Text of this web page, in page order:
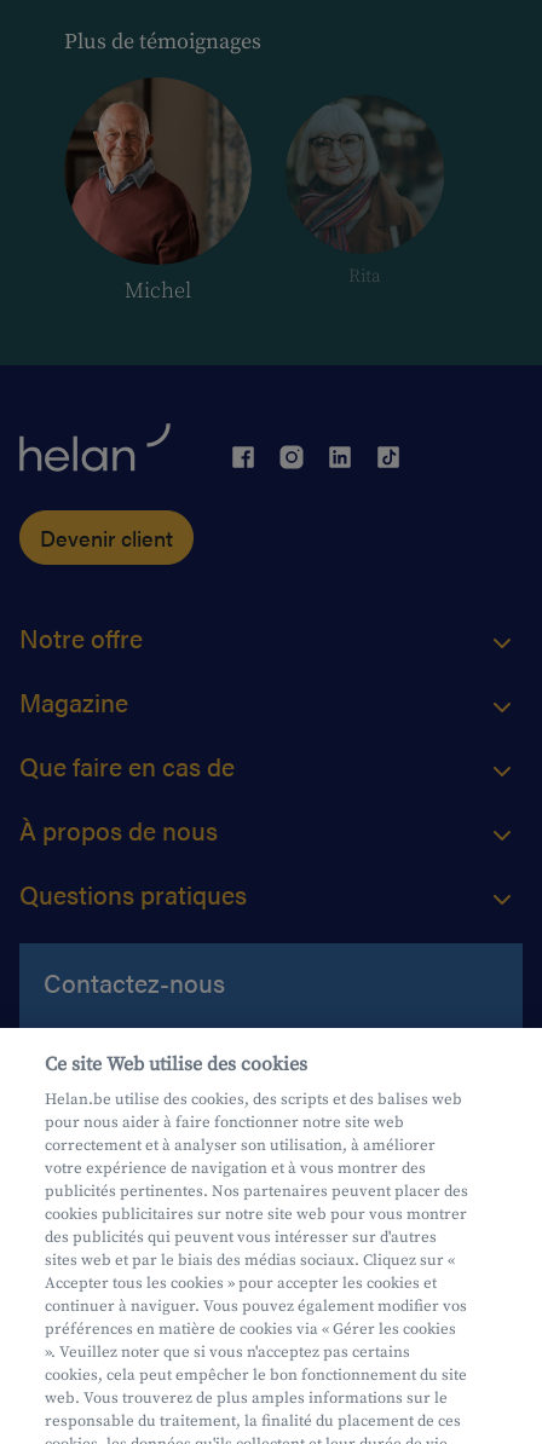
Plus de témoignages
Michel
Rita
Devenir client
Notre offre
Magazine
Que faire en cas de
À propos de nous
Questions pratiques
Contactez-nous
Aide et contact
Prenez rendez-vous
Où nous trouver
Phishing
Mifid
Privacy
Info juridique
Ce site Web utilise des cookies
Helan.be utilise des cookies, des scripts et des balises web
pour nous aider à faire fonctionner notre site web
correctement et à analyser son utilisation, à améliorer
votre expérience de navigation et à vous montrer des
publicités pertinentes. Nos partenaires peuvent placer des
cookies publicitaires sur notre site web pour vous montrer
des publicités qui peuvent vous intéresser sur d'autres
sites web et par le biais des médias sociaux. Cliquez sur «
Accepter tous les cookies » pour accepter les cookies et
continuer à naviguer. Vous pouvez également modifier vos
préférences en matière de cookies via « Gérer les cookies
». Veuillez noter que si vous n'acceptez pas certains
cookies, cela peut empêcher le bon fonctionnement du site
web. Vous trouverez de plus amples informations sur le
responsable du traitement, la finalité du placement de ces